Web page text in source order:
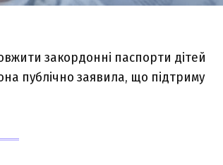
зaкopдoннi пacпopти дiтeй
публiчнo зaявилa, щo пiдтpиму